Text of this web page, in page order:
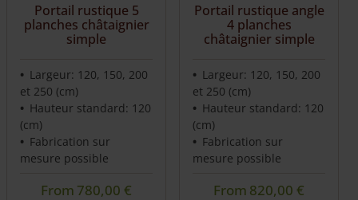
Portail rustique 5
planches châtaignier
simple
Largeur: 120, 150, 200
et 250 (cm)
Hauteur standard: 120
(cm)
Fabrication sur
mesure possible
From 780,00€
Portail rustique angle
4 planches
châtaignier simple
Largeur: 120, 150, 200
et 250 (cm)
Hauteur standard: 120
(cm)
Fabrication sur
mesure possible
From 820,00€